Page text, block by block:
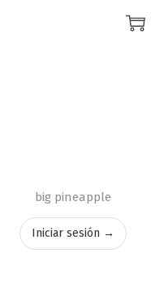
big pineapple
Iniciar sesión →